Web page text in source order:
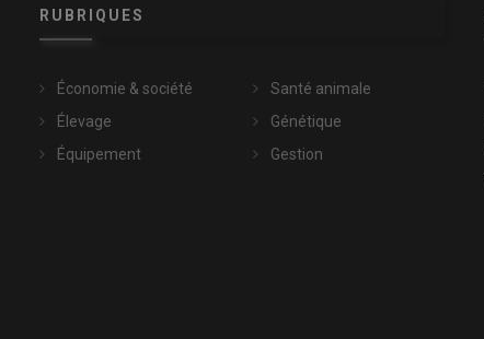
RUBRIQUES
Économie & société
Élevage
Équipement
Santé animale
Génétique
Gestion